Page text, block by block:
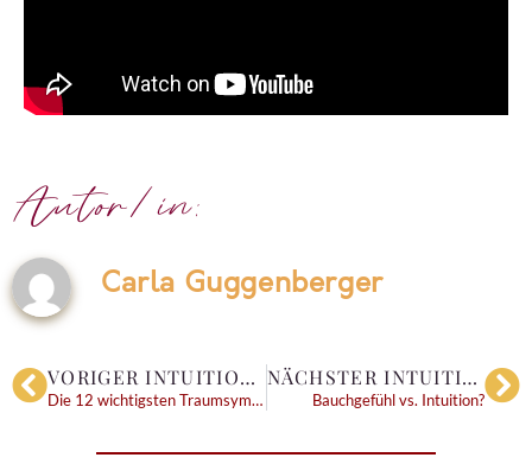
Autor/in:
Carla Guggenberger
VORIGER INTUITIONS-BLOG
Die 12 wichtigsten Traumsymbole
NÄCHSTER INTUITIONS-BLOG
Bauchgefühl vs. Intuition?